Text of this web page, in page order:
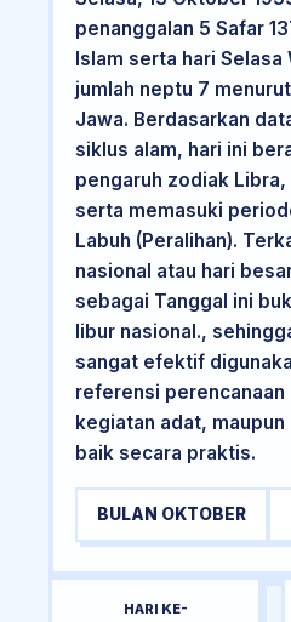
penanggalan 5 Safar
Islam serta hari Selasa
jumlah neptu 7
Jawa. Berdasarkan
siklus alam, hari ini
pengaruh zodiak Libra,
serta memasuki
Labuh (Peralihan).
nasional atau hari
sebagai Tanggal ini
libur nasional.,
sangat efektif
referensi perencanaan
kegiatan adat,
baik secara praktis.
BULAN OKTOBER
HARI KE-